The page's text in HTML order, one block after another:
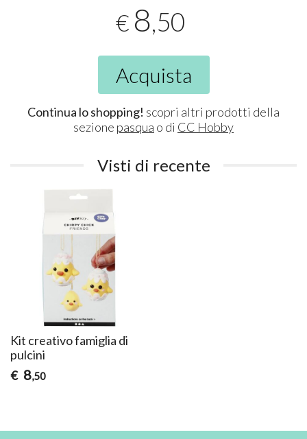
€ 8,50
Acquista
Continua lo shopping! scopri altri prodotti della
sezione pasqua o di CC Hobby
Visti di recente
Kit creativo famiglia di
pulcini
€ 8,50